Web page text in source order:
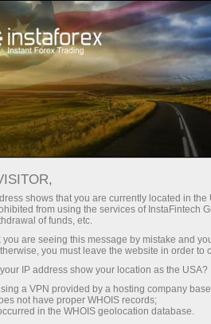
支持 即时开户
shows that you are currently located in
from using the services of InstaFintech
of funds, etc.
you are seeing this message by mistake and
you must leave the website in order to
IP address show your location as the USA?
a VPN provided by a hosting company
not have proper WHOIS records;
in the WHOIS geolocation database.